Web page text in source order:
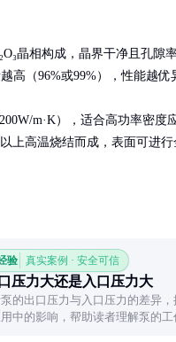
晶相构成，晶界干净且孔隙
高（96%或99%），性能越优
m·K），适合高功率密度
上高温烧结而成，表面可进行
验 真实案例 · 安全可信
压力大还是入口压力大
的出口压力与入口压力的差异
中的影响，帮助读者理解泵的工